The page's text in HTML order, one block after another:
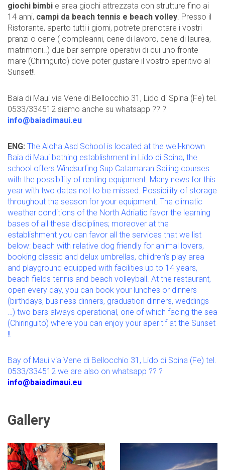
giochi bimbi e area giochi attrezzata con strutture fino ai
14 anni, campi da beach tennis e beach volley . Presso il
Ristorante, aperto tutti i giorni, potrete prenotare i vostri
pranzi o cene ( compleanni, cene di lavoro, cene di laurea,
matrimoni..) due bar sempre operativi di cui uno fronte
mare (Chiringuito) dove poter gustare il vostro aperitivo al
Sunset!!
Baia di Maui via Vene di Bellocchio 31, Lido di Spina (Fe) tel.
0533/334512 siamo anche su whatsapp ?? ?
info@baiadimaui.eu
ENG: The Aloha Asd School is located at the well-known
Baia di Maui bathing establishment in Lido di Spina, the
school offers Windsurfing Sup Catamaran Sailing courses
with the possibility of renting equipment. Many news for this
year with two dates not to be missed. Possibility of storage
throughout the season for your equipment. The climatic
weather conditions of the North Adriatic favor the learning
bases of all these disciplines; moreover at the
establishment you can favor all the services that we list
below: beach with relative dog friendly for animal lovers,
booking classic and delux umbrellas, children’s play area
and playground equipped with facilities up to 14 years,
beach fields tennis and beach volleyball. At the restaurant,
open every day, you can book your lunches or dinners
(birthdays, business dinners, graduation dinners, weddings
…) two bars always operational, one of which facing the sea
(Chiringuito) where you can enjoy your aperitif at the Sunset
!!
Bay of Maui via Vene di Bellocchio 31, Lido di Spina (Fe) tel.
0533/334512 we are also on whatsapp ?? ?
info@baiadimaui.eu
Gallery